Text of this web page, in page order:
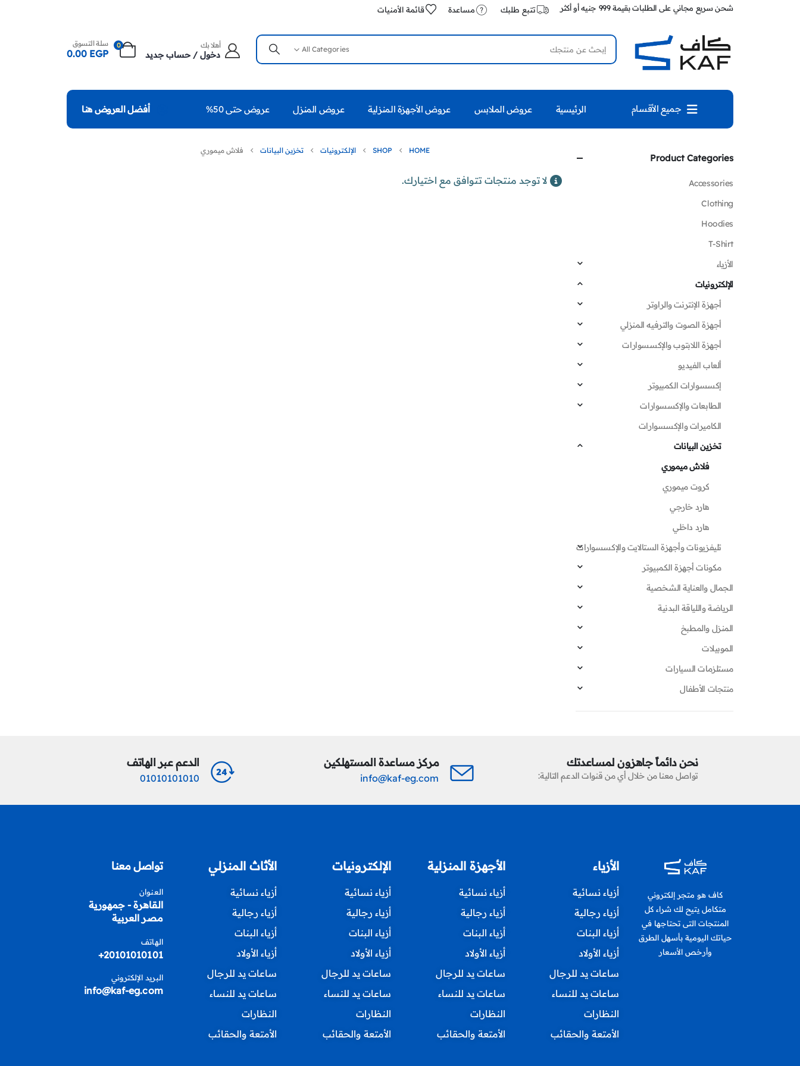
شحن سريع مجاني على الطلبات بقيمة 999 جنيه أو أكثر تتبع طلبك مساعدة قائمة الأمنيات
All Categories أهلا بك
دخول / حساب جديد
0 سلة التسوق
0.00 EGP
جميع الأقسام الرئيسية عروض الملابس عروض الأجهزة المنزلية عروض المنزل عروض حتى 50% أفضل العروض هنا
HOME
SHOP الإلكترونيات تخزين البيانات فلاش ميموري
لا توجد منتجات تتوافق مع اختيارك.
Product Categories
Accessories
Clothing
Hoodies
T-Shirt
الأزياء
الإلكترونيات
أجهزة الإنترنت والراوتر
أجهزة الصوت والترفيه المنزلي
أجهزة اللابتوب والإكسسوارات
ألعاب الفيديو
إكسسوارات الكمبيوتر
الطابعات والإكسسوارات
الكاميرات والإكسسوارات
تخزين البيانات
فلاش ميموري
كروت ميموري
هارد خارجي
هارد داخلي
تليفزيونات وأجهزة الستالايت والإكسسوارات
مكونات أجهزة الكمبيوتر
الجمال والعناية الشخصية
الرياضة واللياقة البدنية
المنزل والمطبخ
الموبيلات
مستلزمات السيارات
منتجات الأطفال
نحن دائماً جاهزون لمساعدتك
تواصل معنا من خلال أي من قنوات الدعم التالية:
مركز مساعدة المستهلكين
info@kaf-eg.com
الدعم عبر الهاتف
01010101010
كاف هو متجر إلكتروني
متكامل يتيح لك شراء كل
المنتجات التى تحتاجها في
حياتك اليومية بأسهل الطرق
وأرخص الأسعار
الأزياء
أزياء نسائية
أزياء رجالية
أزياء البنات
أزياء الأولاد
ساعات يد للرجال
ساعات يد للنساء
النظارات
الأمتعة والحقائب
الأجهزة المنزلية
أزياء نسائية
أزياء رجالية
أزياء البنات
أزياء الأولاد
ساعات يد للرجال
ساعات يد للنساء
النظارات
الأمتعة والحقائب
الإلكترونيات
أزياء نسائية
أزياء رجالية
أزياء البنات
أزياء الأولاد
ساعات يد للرجال
ساعات يد للنساء
النظارات
الأمتعة والحقائب
الأثاث المنزلي
أزياء نسائية
أزياء رجالية
أزياء البنات
أزياء الأولاد
ساعات يد للرجال
ساعات يد للنساء
النظارات
الأمتعة والحقائب
تواصل معنا
العنوان
القاهرة - جمهورية
مصر العربية
الهاتف
20101010101+
البريد الإلكتروني
info@kaf-eg.com